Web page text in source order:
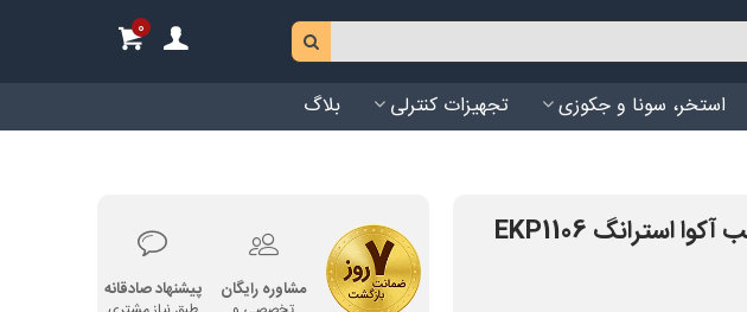
0
استخر، سونا و جکوزی تجهیزات کنترلی بلاگ
مشاوره رایگان پیشنهاد صادقانه